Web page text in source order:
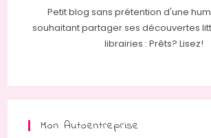
Petit blog sans prétention d'une
souhaitant partager ses découvertes
librairies : Prêts? Lisez!
Mon Autoentreprise